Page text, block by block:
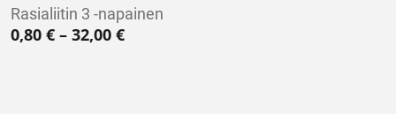
Rasialiitin 3 -napainen
0,80 € – 32,00 €Hintaluokka: 0,80 € - 32,00 €